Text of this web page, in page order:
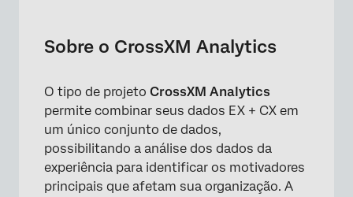
Sobre o CrossXM Analytics
O tipo de projeto CrossXM Analytics
permite combinar seus dados EX + CX em
um único conjunto de dados,
possibilitando a análise dos dados da
experiência para identificar os motivadores
principais que afetam sua organização. A